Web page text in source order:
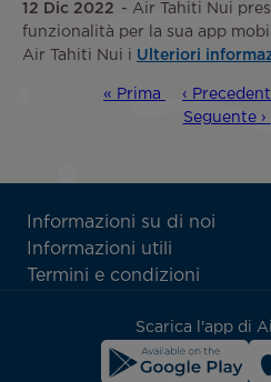
12 Dic 2022
Air Tahiti Nui
funzionalità per la sua app
Air Tahiti Nui i Ulteriori
Prima
« Prima
Pagina
precedente
‹
Seguente ›
ATN:
Footer
menu
Informazioni su di noi
Informazioni utili
Termini e condizioni
Scarica l'app di